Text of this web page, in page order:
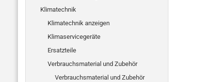
Klimatechnik
Klimatechnik anzeigen
Klimaservicegeräte
Ersatzteile
Verbrauchsmaterial und Zubehör
Verbrauchsmaterial und Zubehör